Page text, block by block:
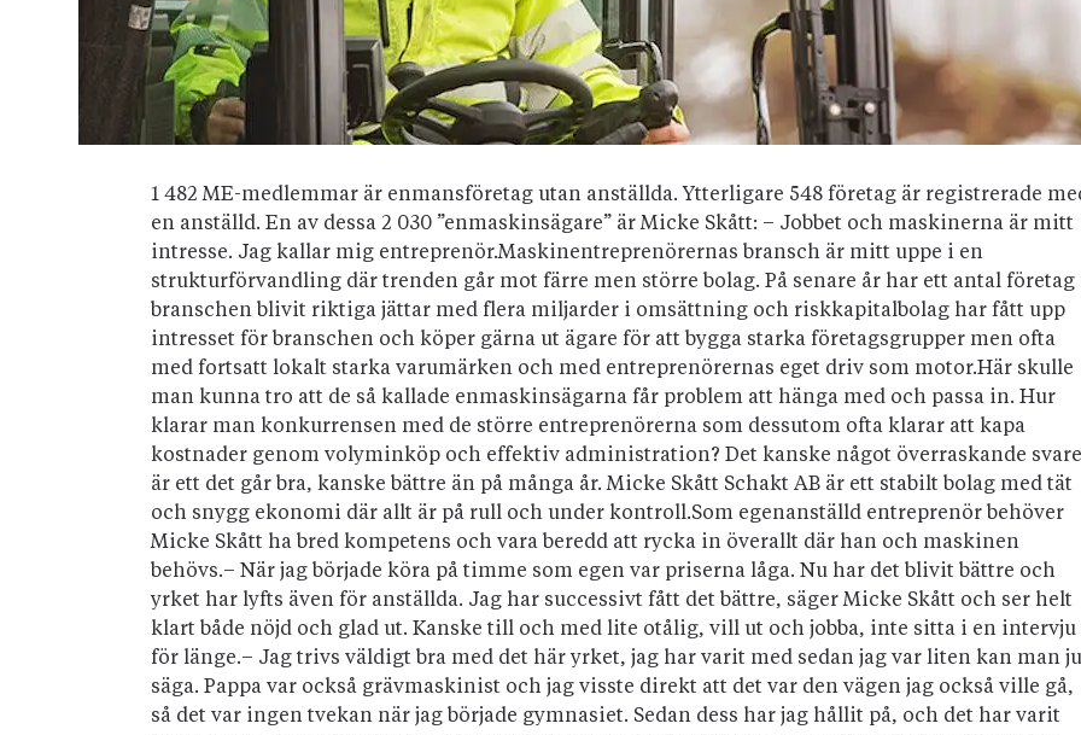
1 482 ME-medlemmar är enmansföretag utan anställda. Ytterligare 548 företag är registrerade
en anställd. En av dessa 2 030 ”enmaskinsägare” är Micke Skått: – Jobbet och maskinerna är mitt
intresse. Jag kallar mig entreprenör.Maskinentreprenörernas bransch är mitt uppe i en
strukturförvandling där trenden går mot färre men större bolag. På senare år har ett antal företag
branschen blivit riktiga jättar med flera miljarder i omsättning och riskkapitalbolag har fått upp
intresset för branschen och köper gärna ut ägare för att bygga starka företagsgrupper men ofta
med fortsatt lokalt starka varumärken och med entreprenörernas eget driv som motor.Här skulle
man kunna tro att de så kallade enmaskinsägarna får problem att hänga med och passa in. Hur
klarar man konkurrensen med de större entreprenörerna som dessutom ofta klarar att kapa
kostnader genom volyminköp och effektiv administration? Det kanske något överraskande
är ett det går bra, kanske bättre än på många år. Micke Skått Schakt AB är ett stabilt bolag med tät
och snygg ekonomi där allt är på rull och under kontroll.Som egenanställd entreprenör behöver
Micke Skått ha bred kompetens och vara beredd att rycka in överallt där han och maskinen
behövs.– När jag började köra på timme som egen var priserna låga. Nu har det blivit bättre och
yrket har lyfts även för anställda. Jag har successivt fått det bättre, säger Micke Skått och ser helt
klart både nöjd och glad ut. Kanske till och med lite otålig, vill ut och jobba, inte sitta i en intervju
för länge.– Jag trivs väldigt bra med det här yrket, jag har varit med sedan jag var liten kan man ju
säga. Pappa var också grävmaskinist och jag visste direkt att det var den vägen jag också ville gå,
så det var ingen tvekan när jag började gymnasiet. Sedan dess har jag hållit på, och det har varit